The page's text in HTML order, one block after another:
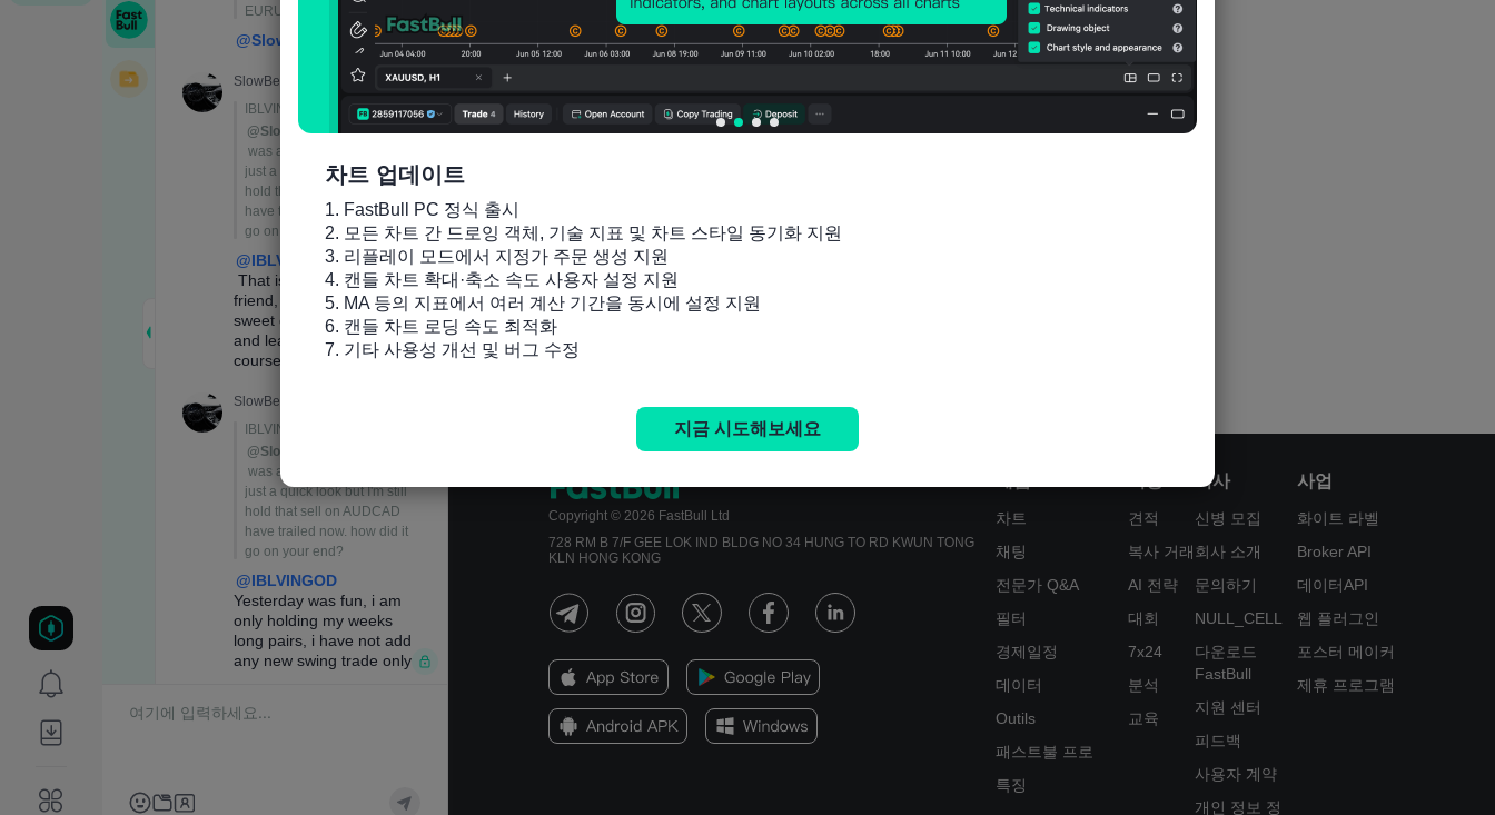
Copyright © 2026 FastBull Ltd
728 RM B 7/F GEE LOK IND BLDG NO 34 HUNG TO RD KWUN TONG
KLN HONG KONG
차트
채팅
전문가 Q&A
필터
경제일정
데이터
Outils
패스트불 프로
특징
견적
복사 거래
AI 전략
대회
7x24
분석
교육
회사
신병 모집
회사 소개
문의하기
NULL_CELL
다운로드
FastBull
지원 센터
피드백
사용자 계약
개인 정보 정
사업
화이트 라벨
Broker API
데이터API
웹 플러그인
포스터 메이커
제휴 프로그램
차트 업데이트
1. FastBull PC 정식 출시
2. 모든 차트 간 드로잉 객체, 기술 지표 및 차트 스타일 동기화 지원
3. 리플레이 모드에서 지정가 주문 생성 지원
4. 캔들 차트 확대·축소 속도 사용자 설정 지원
5. MA 등의 지표에서 여러 계산 기간을 동시에 설정 지원
6. 캔들 차트 로딩 속도 최적화
7. 기타 사용성 개선 및 버그 수정
지금 시도해보세요